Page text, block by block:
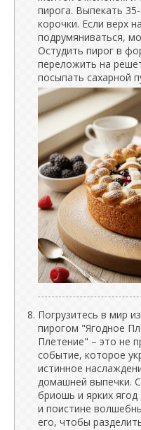
пирога. Выпекать
корочки. Если верх
подрумяниваться,
Остудить пирог в
переложить на
посыпать сахарной
Погрузитесь в мир
пирогом "Ягодное
Плетение" – это не
событие, которое
истинное
домашней выпечки.
бриошь и ярких
и поистине
его, чтобы